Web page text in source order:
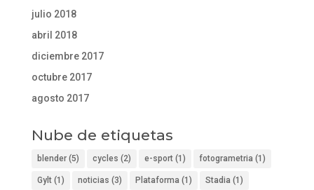
julio 2018
abril 2018
diciembre 2017
octubre 2017
agosto 2017
Nube de etiquetas
blender(5) cycles (2) e-sport(1) fotogrametria(1)
Gylt(1) noticias (3) Plataforma(1) Stadia(1)